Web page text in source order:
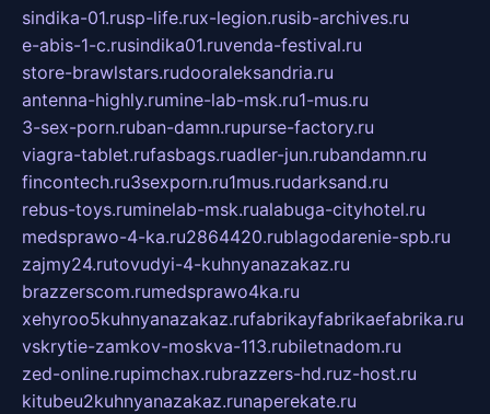
sindika-01.rusp-life.rux-legion.rusib-archives.ru
e-abis-1-c.rusindika01.ruvenda-festival.ru
store-brawlstars.rudooraleksandria.ru
antenna-highly.rumine-lab-msk.ru1-mus.ru
3-sex-porn.ruban-damn.rupurse-factory.ru
viagra-tablet.rufasbags.ruadler-jun.rubandamn.ru
fincontech.ru3sexporn.ru1mus.rudarksand.ru
rebus-toys.ruminelab-msk.rualabuga-cityhotel.ru
medsprawo-4-ka.ru2864420.rublagodarenie-spb.ru
zajmy24.rutovudyi-4-kuhnyanazakaz.ru
brazzerscom.rumedsprawo4ka.ru
xehyroo5kuhnyanazakaz.rufabrikayfabrikaefabrika.ru
vskrytie-zamkov-moskva-113.rubiletnadom.ru
zed-online.rupimchax.rubrazzers-hd.ruz-host.ru
kitubeu2kuhnyanazakaz.runaperekate.ru